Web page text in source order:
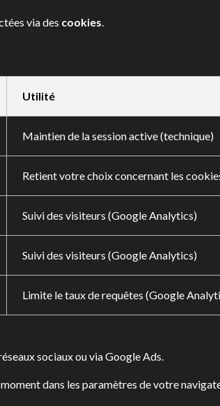
via des cookies.
Utilité
Maintien de la session active (technique)
Retient votre choix concernant les
Suivi des visiteurs (Google Analytics)
Suivi des visiteurs (Google Analytics)
Limite le taux de requêtes (Google
sociaux ou via Google Ads.
dans les paramètres de votre